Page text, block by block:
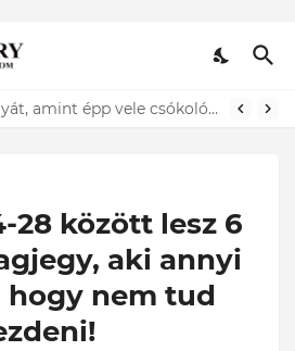
Lefotózták Oláh Ibolyát, amint épp vele csókolózik - EZT nem hiszed el, kinek a karjában kötött ki...ÍME
28 között lesz 6
aki annyi
hogy nem tud